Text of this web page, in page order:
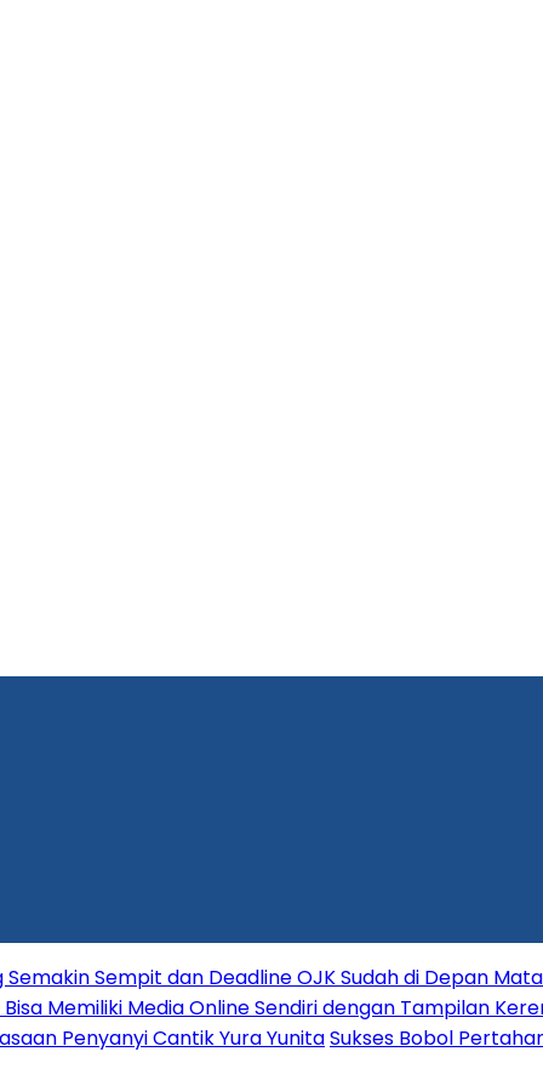
Sempit dan Deadline OJK Sudah di Depan Mata
Memiliki Media Online Sendiri dengan Tampilan
Penyanyi Cantik Yura YunitaSukses Bobol